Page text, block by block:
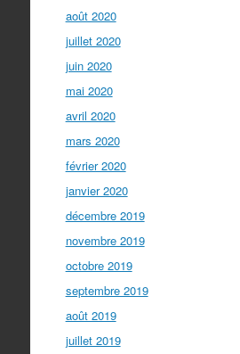
août 2020
juillet 2020
juin 2020
mai 2020
avril 2020
mars 2020
février 2020
janvier 2020
décembre 2019
novembre 2019
octobre 2019
septembre 2019
août 2019
juillet 2019